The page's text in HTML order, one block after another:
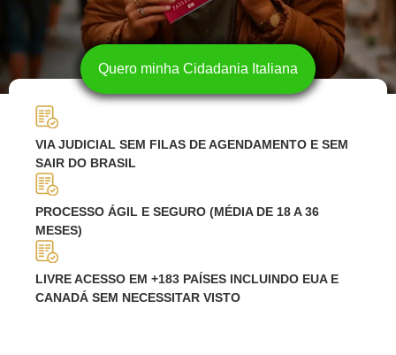
Quero minha Cidadania Italiana
VIA JUDICIAL SEM FILAS DE AGENDAMENTO E SEM
SAIR DO BRASIL
PROCESSO ÁGIL E SEGURO (MÉDIA DE 18 A 36
MESES)
LIVRE ACESSO EM +183 PAÍSES INCLUINDO EUA E
CANADÁ SEM NECESSITAR VISTO